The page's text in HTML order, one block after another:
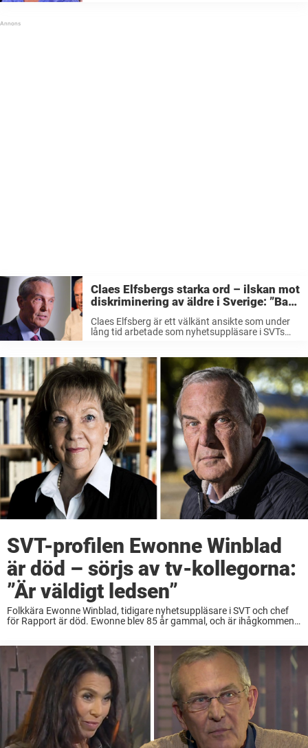
Claes Elfsbergs starka ord – ilskan mot
diskriminering av äldre i Sverige: ”Bara
ungdom räknas”
Claes Elfsberg är ett välkänt ansikte som under
lång tid arbetade som nyhetsuppläsare i SVTs
Marianne Rundström ...
SVT-profilen Ewonne Winblad
är död – sörjs av tv-kollegorna:
”Är väldigt ledsen”
Folkkära Ewonne Winblad, tidigare nyhetsuppläsare i SVT och chef
för Rapport är död. Ewonne blev 85 år gammal, och är ihågkommen